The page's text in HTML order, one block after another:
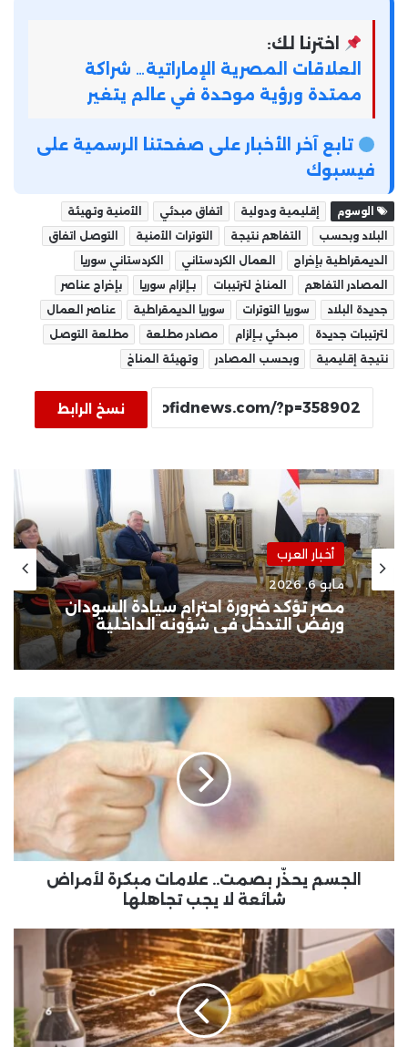
اخترنا لك:
العلاقات المصرية الإماراتية… شراكة
ممتدة ورؤية موحدة في عالم يتغير
تابع آخر الأخبار على صفحتنا الرسمية على
فيسبوك
الوسوم إقليمية ودولية اتفاق مبدئي
الأمنية وتهيئة
البلاد وبحسب
التفاهم نتيجة التوترات الأمنية
التوصل اتفاق
الديمقراطية بإخراج
العمال الكردستاني
الكردستاني سوريا
المصادر التفاهم
المناخ لترتيبات بـإلزام سوريا
بإخراج عناصر
جديدة البلاد
سوريا التوترات سوريا الديمقراطية
عناصر العمال
لترتيبات جديدة
مبدئي بـإلزام مصادر مطلعة
مطلعة التوصل
نتيجة إقليمية
وبحسب المصادر وتهيئة المناخ
نسخ الرابط
أخبار العرب
مايو 6, 2026
مصر تؤكد ضرورة احترام سيادة السودان
ورفض التدخل في شؤونه الداخلية
الجسم
علامات
مبكرة
يجب
الجسم يحذّر بصمت.. علامات مبكرة لأمراض
شائعة لا يجب تجاهلها
تنظيف
الفرن
خطوات
مضمونة
لتنظيف